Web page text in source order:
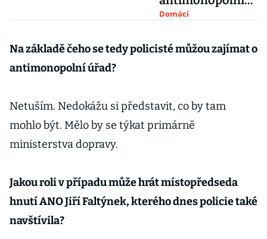
o úřadu a
Domácí
Na základě čeho se tedy policisté můžou zajímat o
antimonopolní úřad?
Netuším. Nedokážu si představit, co by tam
mohlo být. Mělo by se týkat primárně
ministerstva dopravy.
Jakou roli v případu může hrát místopředseda
hnutí ANO Jiří Faltýnek, kterého dnes policie také
navštívila?